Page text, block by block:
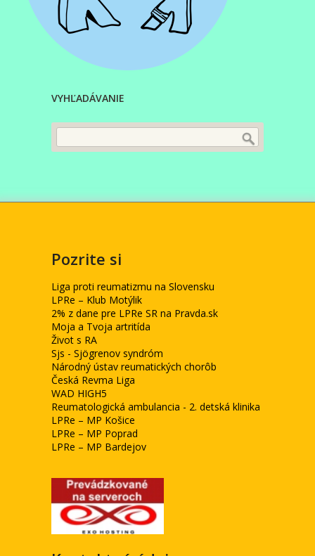
VYHĽADÁVANIE
Pozrite si
Liga proti reumatizmu na Slovensku
LPRe – Klub Motýlik
2% z dane pre LPRe SR na Pravda.sk
Moja a Tvoja artritída
Život s RA
Sjs - Sjögrenov syndróm
Národný ústav reumatických chorôb
Česká Revma Liga
WAD HIGH5
Reumatologická ambulancia - 2. detská klinika
LPRe – MP Košice
LPRe – MP Poprad
LPRe – MP Bardejov